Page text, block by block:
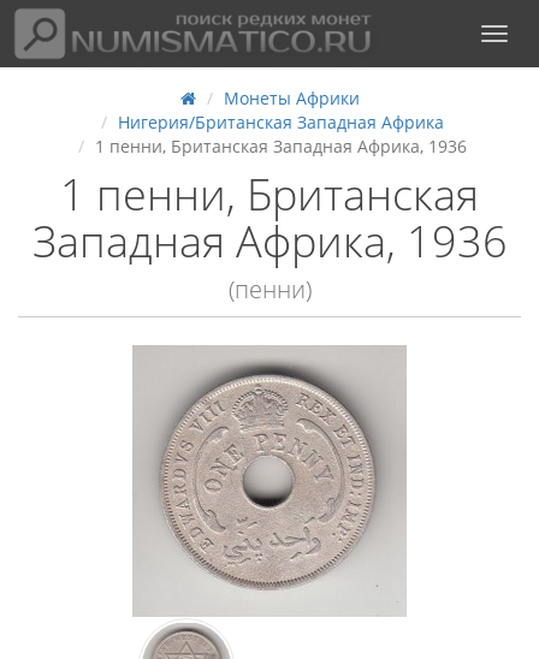
Монеты Африки
Нигерия/Британская Западная Африка
1 пенни, Британская Западная Африка, 1936
1 пенни, Британская
Западная Африка, 1936
(пенни)